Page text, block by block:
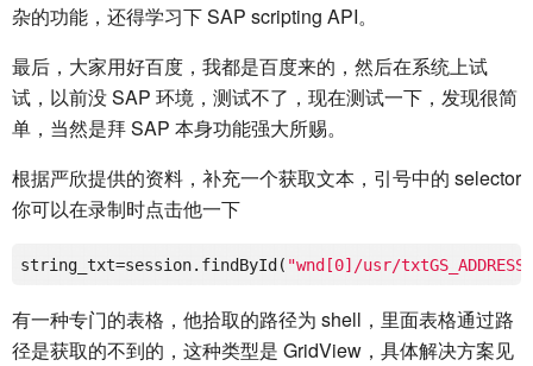
杂的功能，还得学习下 SAP scripting API。
最后，大家用好百度，我都是百度来的，然后在系统上试
试，以前没 SAP 环境，测试不了，现在测试一下，发现很简
单，当然是拜 SAP 本身功能强大所赐。
根据严欣提供的资料，补充一个获取文本，引号中的 selector
你可以在录制时点击他一下
string_txt=session.findById( "wnd[0]/usr/txtGS_ADDRESS-
有一种专门的表格，他拾取的路径为 shell，里面表格通过路
径是获取的不到的，这种类型是 GridView，具体解决方案见